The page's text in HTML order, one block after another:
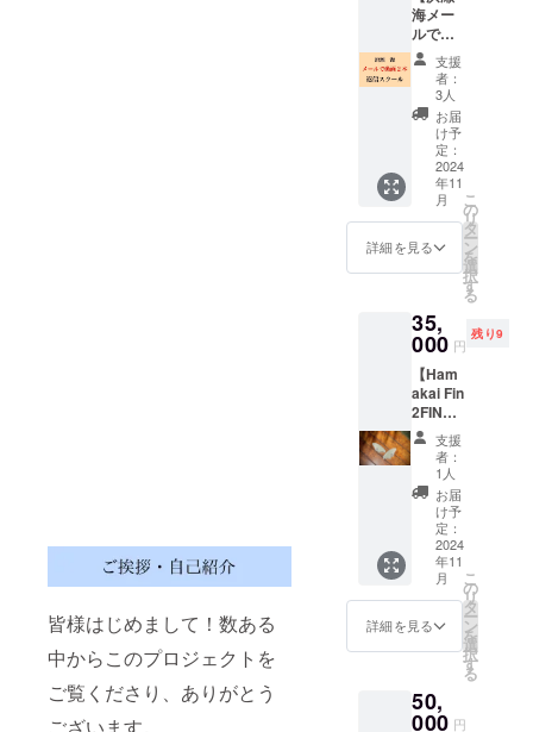
皆様はじめまして！数ある
中からこのプロジェクトを
ご覧くださり、ありがとう
でご注
意下さ
い。 ご
購入後
の返品
やサイ
ズの変
更不
可。ご
理解の
上ご購
入をお
願い致
す。 ・
サイズ
展開：
XL ・カ
ラー展
開：
白 ロ
ゴ黒 ※
送料込
み。写
真はイ
メージ
です。
環境に
よって
異なり
ますの
でご注
意下さ
い。 ご
購入後
の返品
やサイ
ズの変
更不
可。ご
理解の
上ご購
入をお
願い致
海メー
ルで動
画２本
返信ス
クー
ル】 動
画を
メール
で2本
送って
頂き、
その動
画につ
いて
メール
でアド
バイス
させて
頂きま
す。 返
信は1回
のみと
なりま
す。 的
確なア
ドバイ
スをさ
せて頂
きま
す！
支援
者：
3人
お届
け予
定：
2024
年11
月
詳細を見る
こ
の
リ
タ
ー
ン
を
選
択
す
る
35,
000 円
残り9
【Ham
akai Fin
2FIN】
10枚限
定 追
加で登
場！
Model:
Speed
master
その名
の通
り、ス
ピード
がめっ
ちゃく
く、コ
ント
支援
者：
1人
お届
け予
定：
2024
年11
月
詳細を見る
こ
の
リ
タ
ー
ン
を
選
択
す
る
50,
000 円